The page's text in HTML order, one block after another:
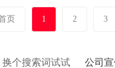
页 1 2 3
个搜索词试试 公司